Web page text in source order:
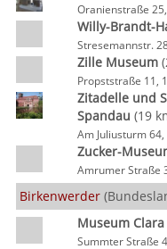
Oranienstraße
Willy-Brandt-
Stresemannstr.
Zille Museum
Propststraße 11,
Zitadelle und
Spandau (19
Am Juliusturm
Zucker-
Amrumer Straße
Birkenwerder
Museum
Summter Straße